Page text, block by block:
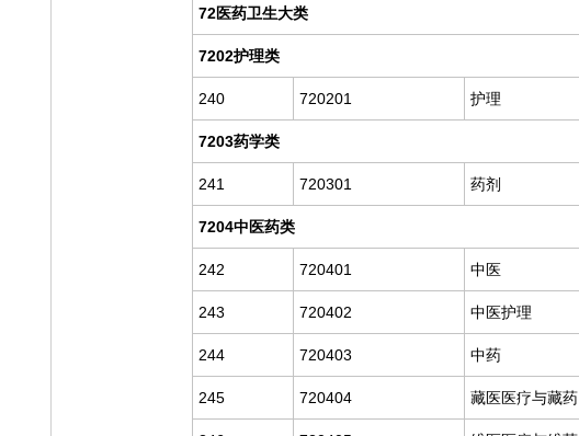
72医药卫生大类
7202护理类
240 720201 护理
7203药学类
241 720301 药剂
7204中医药类
242 720401 中医
243 720402 中医护理
244 720403 中药
245 720404 藏医医疗与藏药